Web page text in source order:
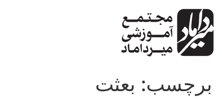
محتوا
برچسب: بعثت